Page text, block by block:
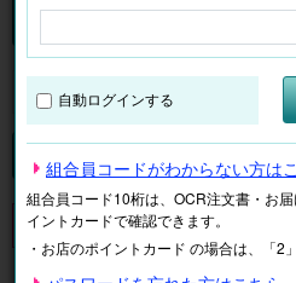
チケット
申し訳ございません。 現在、該当商
自動ログインする
組合員コードがわからない方は
組合員コード10桁は、OCR注文書・お
イントカードで確認できます。
・お店のポイントカード の場合は、「2